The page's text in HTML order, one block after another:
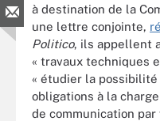
à destination de la
une lettre conjointe,
Politico, ils appellent
« travaux techniques
« étudier la
obligations à la
de communication